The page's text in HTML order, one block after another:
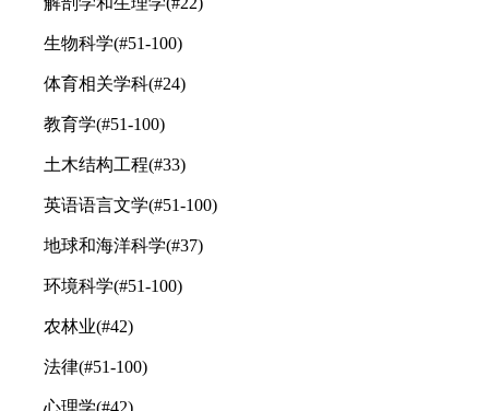
生物科学(#51-100)
体育相关学科(#24)
教育学(#51-100)
土木结构工程(#33)
英语语言文学(#51-100)
地球和海洋科学(#37)
环境科学(#51-100)
农林业(#42)
法律(#51-100)
心理学(#42)